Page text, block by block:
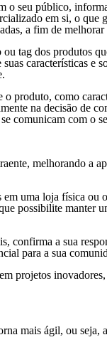
o seu público,
em si, o
a fim de
tag dos produtos
características
produto, como
na decisão de
comunicam com o
melhorando a
uma loja física
possibilite manter
confirma a sua
para a sua
projetos
mais ágil, ou